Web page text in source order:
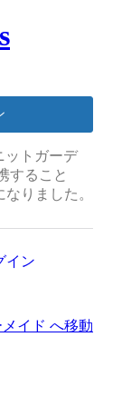
ットガーデ
すること
りました。
イン
イド へ移動